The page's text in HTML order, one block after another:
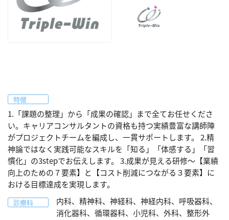
特徴
1.「課題の整理」から「成果の確認」まで全てお任せくださ
い。キャリアコンサルタントの資格も持つ実績豊富な講師陣
がプロジェクトチームを編成し、一貫サポートします。 2.精
神論ではなく実践可能なスキルを「知る」「体感する」「習
慣化」の3stepでお伝えします。 3.成果が見える研修～【業績
向上のための７要素】と【コスト削減につながる３要素】に
おける目標達成を実現します。
診療科
内科、精神科、神経科、神経内科、呼吸器科、
消化器科、循環器科、小児科、外科、整形外